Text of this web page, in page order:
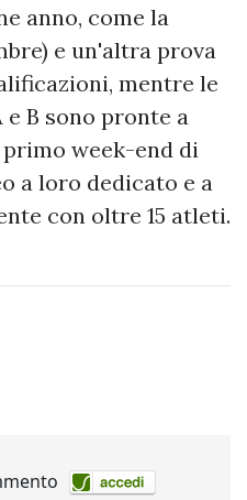
anno, come la
e un'altra prova
mentre le
B sono pronte a
week-end di
a loro dedicato e a
con oltre 15 atleti.